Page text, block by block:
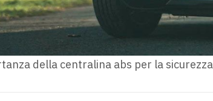
della centralina abs per la